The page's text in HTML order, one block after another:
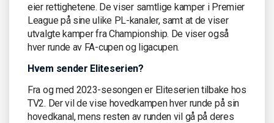
eier rettighetene. De viser samtlige kamper i Premier
League på sine ulike PL-kanaler, samt at de viser
utvalgte kamper fra Championship. De viser også
hver runde av FA-cupen og ligacupen.
Hvem sender Eliteserien?
Fra og med 2023-sesongen er Eliteserien tilbake hos
TV2. Der vil de vise hovedkampen hver runde på sin
hovedkanal, mens resten av runden vil gå på deres